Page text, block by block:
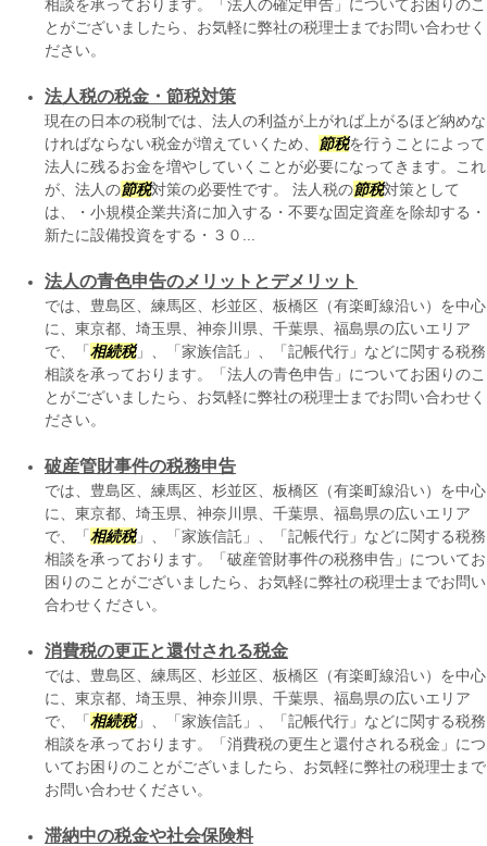
相談を承っております。「法人の確定申告」についてお困りのこ
とがございましたら、お気軽に弊社の税理士までお問い合わせく
ださい。
法人税の税金・節税対策
現在の日本の税制では、法人の利益が上がれば上がるほど納めな
ければならない税金が増えていくため、
節税を行うことによって
法人に残るお金を増やしていくことが必要になってきます。これ
が、法人の節税対策の必要性です。 法人税の節税対策として
は、・小規模企業共済に加入する・不要な固定資産を除却する・
新たに設備投資をする・３０...
法人の青色申告のメリットとデメリット
では、豊島区、練馬区、杉並区、板橋区（有楽町線沿い）を中心
に、東京都、埼玉県、神奈川県、千葉県、福島県の広いエリア
で、「 相続税」、「家族信託」、「記帳代行」などに関する税務
相談を承っております。「法人の青色申告」についてお困りのこ
とがございましたら、お気軽に弊社の税理士までお問い合わせく
ださい。
破産管財事件の税務申告
では、豊島区、練馬区、杉並区、板橋区（有楽町線沿い）を中心
に、東京都、埼玉県、神奈川県、千葉県、福島県の広いエリア
で、「 相続税」、「家族信託」、「記帳代行」などに関する税務
相談を承っております。「破産管財事件の税務申告」についてお
困りのことがございましたら、お気軽に弊社の税理士までお問い
合わせください。
消費税の更正と還付される税金
では、豊島区、練馬区、杉並区、板橋区（有楽町線沿い）を中心
に、東京都、埼玉県、神奈川県、千葉県、福島県の広いエリア
で、「 相続税」、「家族信託」、「記帳代行」などに関する税務
相談を承っております。「消費税の更生と還付される税金」につ
いてお困りのことがございましたら、お気軽に弊社の税理士まで
お問い合わせください。
滞納中の税金や社会保険料